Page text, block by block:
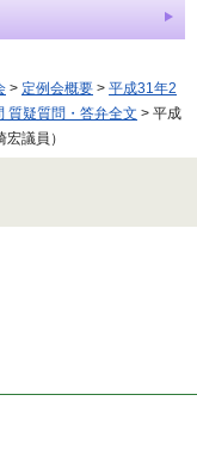
> 定例会概要 > 平成31年2
質疑質問・答弁全文 > 平成
議員）